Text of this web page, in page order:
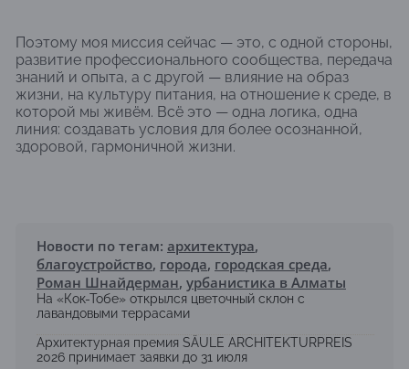
Поэтому моя миссия сейчас — это, с одной стороны,
развитие профессионального сообщества, передача
знаний и опыта, а с другой — влияние на образ
жизни, на культуру питания, на отношение к среде, в
которой мы живём. Всё это — одна логика, одна
линия: создавать условия для более осознанной,
здоровой, гармоничной жизни.
Новости по тегам: архитектура,
благоустройство, города, городская среда,
Роман Шнайдерман, урбанистика в Алматы
На «Кок-Тобе» открылся цветочный склон с
лавандовыми террасами
Архитектурная премия SÄULE ARCHITEKTURPREIS
2026 принимает заявки до 31 июля